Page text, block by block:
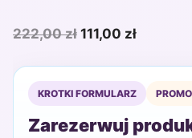
222,00zł Pierwotna
222,00 zł.
111,00 złAktualna
111,00
KROTKI FORMULARZ
Zarezerwuj